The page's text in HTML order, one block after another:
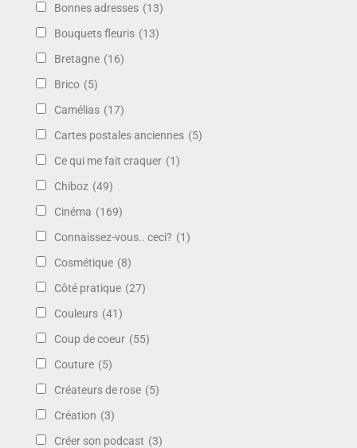
Bonnes adresses (13)
Bouquets fleuris (13)
Bretagne (16)
Brico (5)
Camélias (17)
Cartes postales anciennes (5)
Ce qui me fait craquer (1)
Chiboz (49)
Cinéma (169)
Connaissez-vous.. ceci? (1)
Cosmétique (8)
Côté pratique (27)
Couleurs (41)
Coup de coeur (55)
Couture (5)
Créateurs de rose (5)
Création (3)
Créer son podcast (3)